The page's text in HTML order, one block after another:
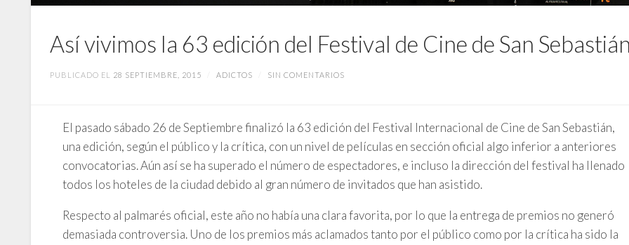
Así vivimos la 63 edición del Festival de Cine de San
PUBLICADO EL 28 SEPTIEMBRE, 2015 ADICTOS SIN COMENTARIOS
El pasado sábado 26 de Septiembre finalizó la 63 edición del Festival Internacional de Cine de San Sebastián,
una edición, según el público y la crítica, con un nivel de películas en sección oficial algo inferior a anteriores
convocatorias. Aún así se ha superado el número de espectadores, e incluso la dirección del festival ha llenado
todos los hoteles de la ciudad debido al gran número de invitados que han asistido.
Respecto al palmarés oficial, este año no había una clara favorita, por lo que la entrega de premios no generó
demasiada controversia. Uno de los premios más aclamados tanto por el público como por la crítica ha sido la